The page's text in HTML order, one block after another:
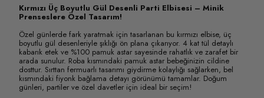
Kırmızı Üç Boyutlu Gül Desenli Parti Elbisesi – Minik
Prenseslere Özel Tasarım!
Özel günlerde fark yaratmak için tasarlanan bu kırmızı elbise, üç
boyutlu gül desenleriyle şıklığı ön plana çıkarıyor. 4 kat tül detaylı
kabarık etek ve %100 pamuk astar sayesinde rahatlık ve zarafet bir
arada sunulur. Roba kısmındaki pamuk astar bebeğinizin cildine
dosttur. Sırttan fermuarlı tasarımı giydirme kolaylığı sağlarken, bel
kısmındaki fiyonk bağlama detayı görünümü tamamlar. Doğum
günleri, partiler ve özel davetler için ideal bir seçim!